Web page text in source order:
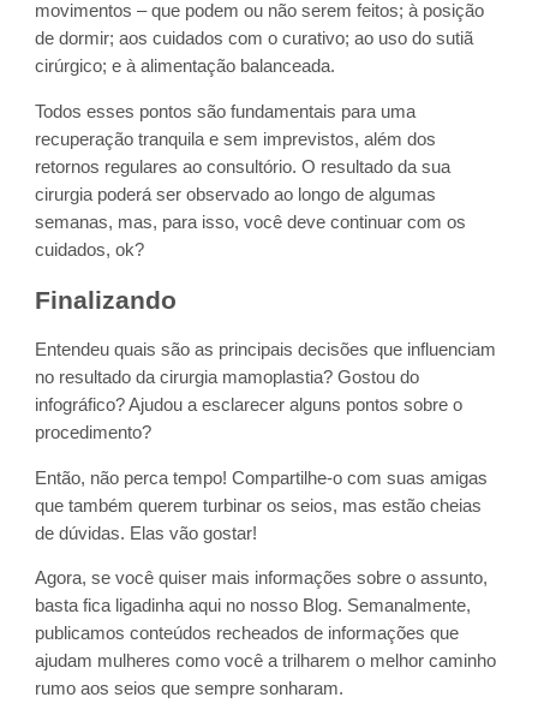
movimentos – que podem ou não serem feitos; à posição
de dormir; aos cuidados com o curativo; ao uso do sutiã
cirúrgico; e à alimentação balanceada.
Todos esses pontos são fundamentais para uma
recuperação tranquila e sem imprevistos, além dos
retornos regulares ao consultório. O resultado da sua
cirurgia poderá ser observado ao longo de algumas
semanas, mas, para isso, você deve continuar com os
cuidados, ok?
Finalizando
Entendeu quais são as principais decisões que influenciam
no resultado da cirurgia mamoplastia? Gostou do
infográfico? Ajudou a esclarecer alguns pontos sobre o
procedimento?
Então, não perca tempo! Compartilhe-o com suas amigas
que também querem turbinar os seios, mas estão cheias
de dúvidas. Elas vão gostar!
Agora, se você quiser mais informações sobre o assunto,
basta fica ligadinha aqui no nosso Blog. Semanalmente,
publicamos conteúdos recheados de informações que
ajudam mulheres como você a trilharem o melhor caminho
rumo aos seios que sempre sonharam.